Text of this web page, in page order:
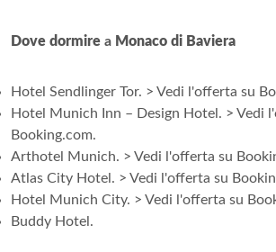
Dove dormire a Monaco di Baviera
Hotel Sendlinger Tor. > Vedi l'offerta su
Hotel Munich Inn – Design Hotel. > Vedi
Booking.com.
Arthotel Munich. > Vedi l'offerta su
Atlas City Hotel. > Vedi l'offerta su
Hotel Munich City. > Vedi l'offerta su
Buddy Hotel.